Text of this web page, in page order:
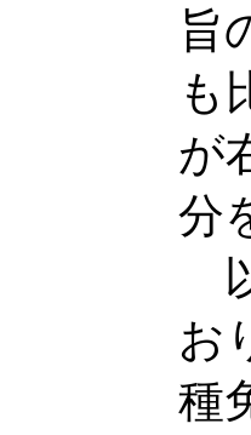
旨
も
が
分
お
種